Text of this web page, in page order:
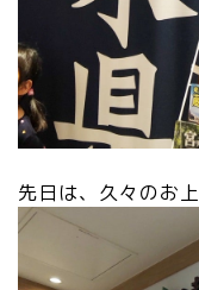
先日は、久々のお上